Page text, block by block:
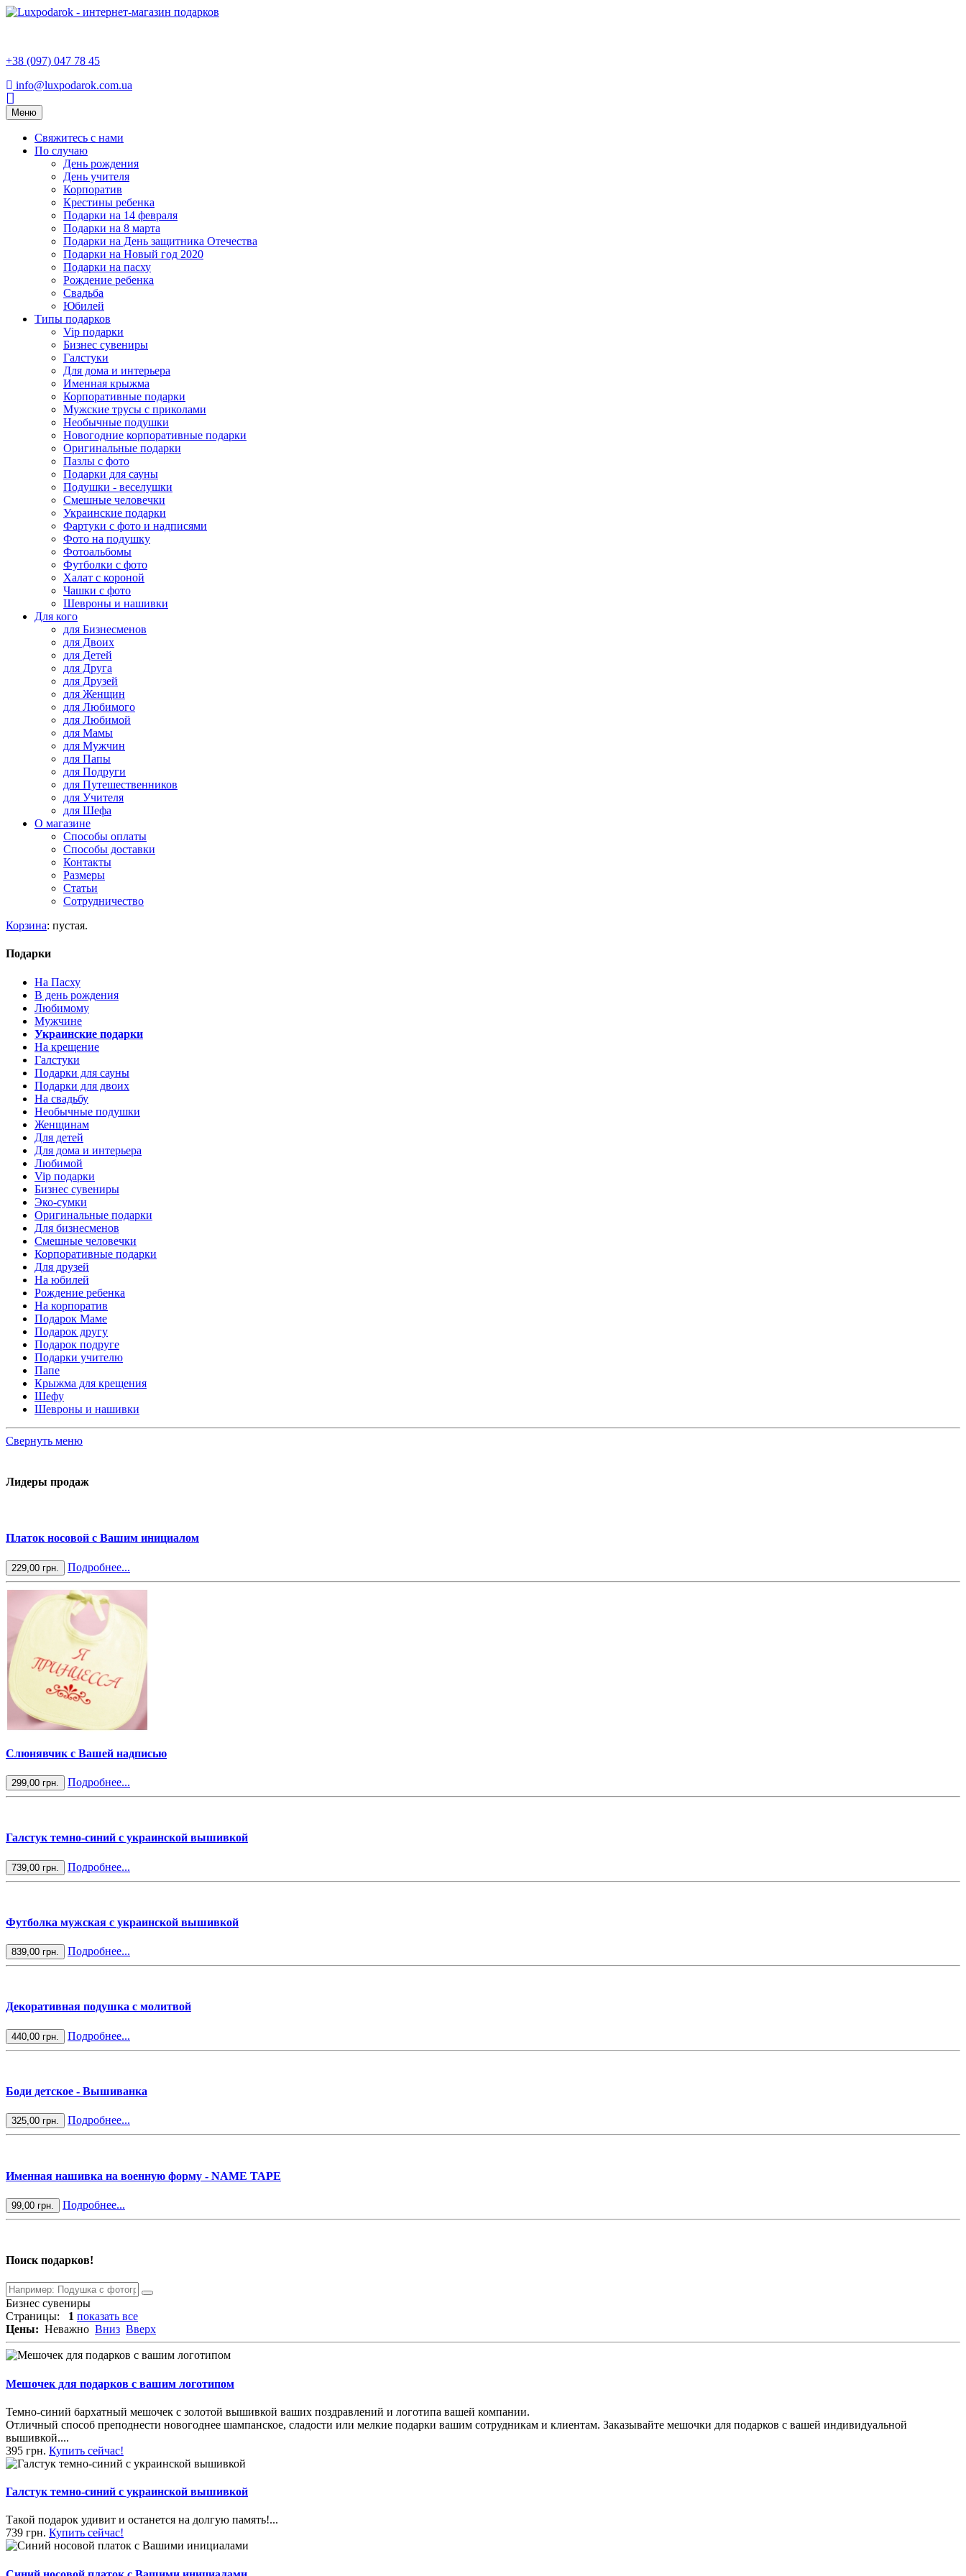
+38 (097) 047 78 45
info@luxpodarok.com.ua
Toggle
navigation
Меню
Свяжитесь с нами
По случаю
День рождения
День учителя
Корпоратив
Крестины ребенка
Подарки на 14 февраля
Подарки на 8 марта
Подарки на День защитника Отечества
Подарки на Новый год 2020
Подарки на пасху
Рождение ребенка
Свадьба
Юбилей
Типы подарков
Vip подарки
Бизнес сувениры
Галстуки
Для дома и интерьера
Именная крыжма
Корпоративные подарки
Мужские трусы с приколами
Необычные подушки
Новогодние корпоративные подарки
Оригинальные подарки
Пазлы с фото
Подарки для сауны
Подушки - веселушки
Смешные человечки
Украинские подарки
Фартуки с фото и надписями
Фото на подушку
Фотоальбомы
Футболки с фото
Халат с короной
Чашки с фото
Шевроны и нашивки
Для кого
для Бизнесменов
для Двоих
для Детей
для Друга
для Друзей
для Женщин
для Любимого
для Любимой
для Мамы
для Мужчин
для Папы
для Подруги
для Путешественников
для Учителя
для Шефа
О магазине
Способы оплаты
Способы доставки
Контакты
Размеры
Статьи
Сотрудничество
Корзина: пустая.
Подарки
На Пасху
В день рождения
Любимому
Мужчине
Украинские подарки
На крещение
Галстуки
Подарки для сауны
Подарки для двоих
На свадьбу
Необычные подушки
Женщинам
Для детей
Для дома и интерьера
Любимой
Vip подарки
Бизнес сувениры
Эко-сумки
Оригинальные подарки
Для бизнесменов
Смешные человечки
Корпоративные подарки
Для друзей
На юбилей
Рождение ребенка
На корпоратив
Подарок Маме
Подарок другу
Подарок подруге
Подарки учителю
Папе
Крыжма для крещения
Шефу
Шевроны и нашивки
Свернуть меню
Лидеры продаж
Платок носовой с Вашим инициалом
229,00 грн. Подробнее...
Слюнявчик с Вашей надписью
299,00 грн. Подробнее...
Галстук темно-синий с украинской вышивкой
739,00 грн. Подробнее...
Футболка мужская с украинской вышивкой
839,00 грн. Подробнее...
Декоративная подушка с молитвой
440,00 грн. Подробнее...
Боди детское - Вышиванка
325,00 грн. Подробнее...
Именная нашивка на военную форму - NAME TAPE
99,00 грн. Подробнее...
Поиск подарков!
Бизнес сувениры
Страницы:
1 показать все
Цены: Неважно Вниз Вверх
Мешочек для подарков с вашим логотипом
Темно-синий бархатный мешочек с золотой вышивкой ваших поздравлений и логотипа вашей компании.
Отличный способ преподнести новогоднее шампанское, сладости или мелкие подарки вашим сотрудникам и клиентам. Заказывайте мешочки для подарков с вашей индивидуальной
вышивкой....
395 грн. Купить сейчас!
Галстук темно-синий с украинской вышивкой
Такой подарок удивит и останется на долгую память!...
739 грн. Купить сейчас!